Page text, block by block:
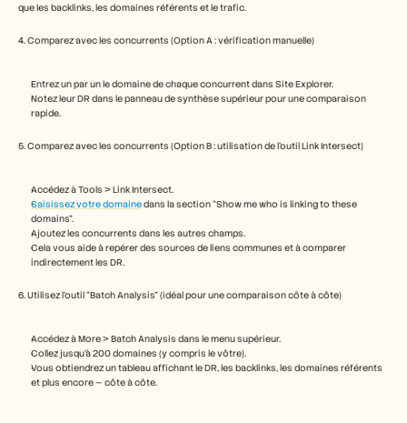
que les backlinks, les domaines référents et le trafic.
4. Comparez avec les concurrents (Option A : vérification manuelle)
Entrez un par un le domaine de chaque concurrent dans Site Explorer.
Notez leur DR dans le panneau de synthèse supérieur pour une comparaison
rapide.
5. Comparez avec les concurrents (Option B : utilisation de l’outil Link Intersect)
Accédez à Tools > Link Intersect.
Saisissez votre domaine dans la section “Show me who is linking to these
domains”.
Ajoutez les concurrents dans les autres champs.
Cela vous aide à repérer des sources de liens communes et à comparer
indirectement les DR.
6. Utilisez l’outil “Batch Analysis” (idéal pour une comparaison côte à côte)
Accédez à More > Batch Analysis dans le menu supérieur.
Collez jusqu’à 200 domaines (y compris le vôtre).
Vous obtiendrez un tableau affichant le DR, les backlinks, les domaines référents
et plus encore — côte à côte.
Commencer l'essai gratuit